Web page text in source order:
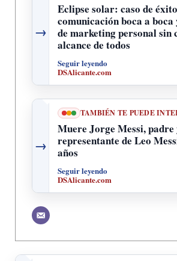
→
Eclipse solar: caso de
comunicación boca a boca
de marketing personal sin
alcance de todos
Seguir leyendo
DSAlicante.com
→
TAMBIÉN TE PUEDE
Muere Jorge Messi, padre
representante de Leo
años
Seguir leyendo
DSAlicante.com